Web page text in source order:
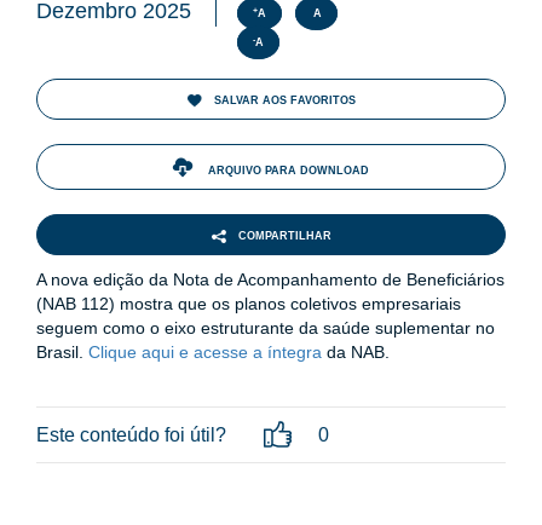
Dezembro 2025 +A A
-A
SALVAR AOS FAVORITOS
ARQUIVO PARA DOWNLOAD
COMPARTILHAR
A nova edição da Nota de Acompanhamento de Beneficiários
(NAB 112) mostra que os planos coletivos empresariais
seguem como o eixo estruturante da saúde suplementar no
Brasil. Clique aqui e acesse a íntegra da NAB.
Este conteúdo foi útil? 0